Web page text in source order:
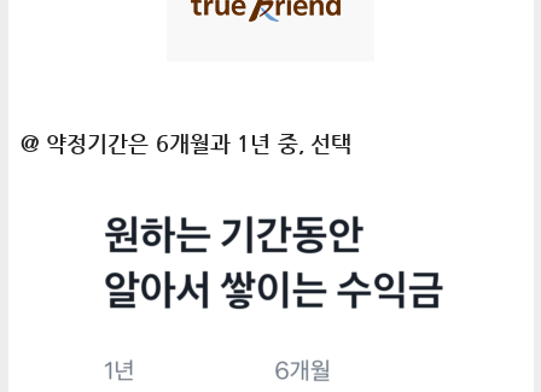
@ 약정기간은 6개월과 1년 중, 선택